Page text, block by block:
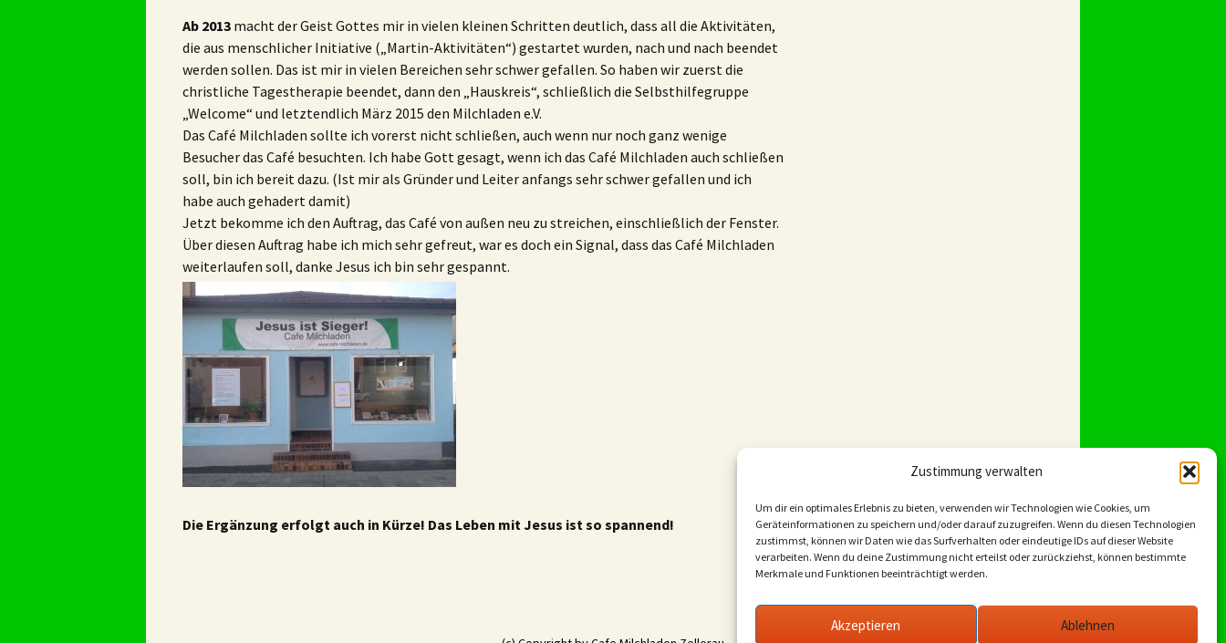
Zustimmung verwalten
Um dir ein optimales Erlebnis zu bieten, verwenden wir Technologien wie Cookies, um
Geräteinformationen zu speichern und/oder darauf zuzugreifen. Wenn du diesen Technologien
zustimmst, können wir Daten wie das Surfverhalten oder eindeutige IDs auf dieser Website
verarbeiten. Wenn du deine Zustimmung nicht erteilst oder zurückziehst, können bestimmte
Merkmale und Funktionen beeinträchtigt werden.
Akzeptieren Ablehnen
Ab 2013 macht der Geist Gottes mir in vielen kleinen Schritten deutlich, dass all die Aktivitäten,
die aus menschlicher Initiative („Martin-Aktivitäten“) gestartet wurden, nach und nach beendet
werden sollen. Das ist mir in vielen Bereichen sehr schwer gefallen. So haben wir zuerst die
christliche Tagestherapie beendet, dann den „Hauskreis“, schließlich die Selbsthilfegruppe
„Welcome“ und letztendlich März 2015 den Milchladen e.V.
Das Café Milchladen sollte ich vorerst nicht schließen, auch wenn nur noch ganz wenige
Besucher das Café besuchten. Ich habe Gott gesagt, wenn ich das Café Milchladen auch schließen
soll, bin ich bereit dazu. (Ist mir als Gründer und Leiter anfangs sehr schwer gefallen und ich
habe auch gehadert damit)
Jetzt bekomme ich den Auftrag, das Café von außen neu zu streichen, einschließlich der Fenster.
Über diesen Auftrag habe ich mich sehr gefreut, war es doch ein Signal, dass das Café Milchladen
weiterlaufen soll, danke Jesus ich bin sehr gespannt.
Die Ergänzung erfolgt auch in Kürze! Das Leben mit Jesus ist so spannend!